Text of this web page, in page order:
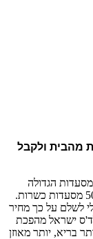
1993 והינה רשת המסעדות הגדולה
בישראל, המונה כ – 185 מסעדות, מתוכן כיותר מ- 50 מסעדות כשרות.
לשלם על כך מחיר
מקדונלד'ס ישראל מהפכת
בריא, יותר מאוזן